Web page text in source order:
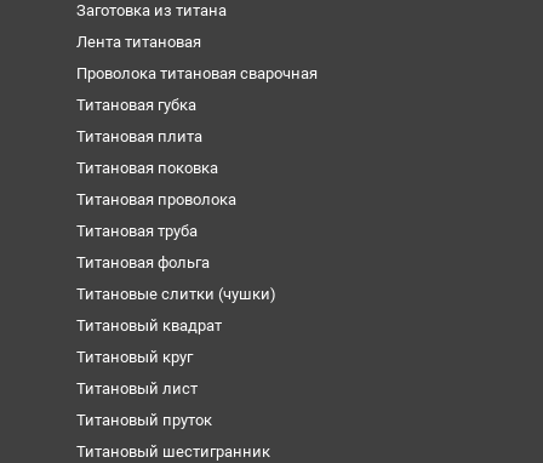
Заготовка из титана
Лента титановая
Проволока титановая сварочная
Титановая губка
Титановая плита
Титановая поковка
Титановая проволока
Титановая труба
Титановая фольга
Титановые слитки (чушки)
Титановый квадрат
Титановый круг
Титановый лист
Титановый пруток
Титановый шестигранник